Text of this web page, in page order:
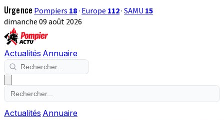
Urgence Pompiers 18· Europe 112·SAMU 15
dimanche 09 août 2026
Actualités Annuaire
Actualités Annuaire